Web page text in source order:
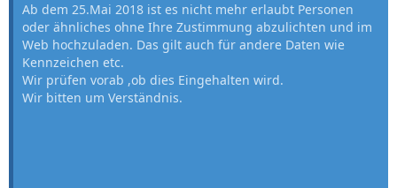
Ab dem 25.Mai 2018 ist es nicht mehr erlaubt Personen
oder ähnliches ohne Ihre Zustimmung abzulichten und im
Web hochzuladen. Das gilt auch für andere Daten wie
Kennzeichen etc.
Wir prüfen vorab ,ob dies Eingehalten wird.
Wir bitten um Verständnis.